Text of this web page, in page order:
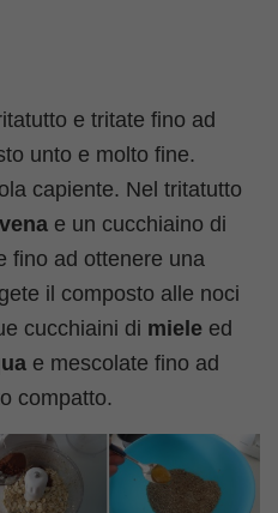
e tritate fino ad
unto e molto fine.
capiente. Nel tritatutto
e un cucchiaino di
fino ad ottenere una
il composto alle noci
cucchiaini di miele ed
e mescolate fino ad
compatto.